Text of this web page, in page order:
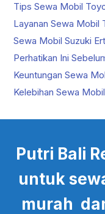
Tips Sewa Mobil
Layanan Sewa Mobil
Sewa Mobil Suzuki
Perhatikan Ini
Keuntungan Sewa
Kelebihan Sewa
Putri Bali
untuk
murah